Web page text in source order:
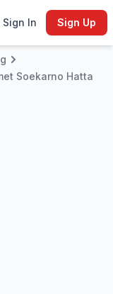
Sign In Sign Up
Soekarno Hatta